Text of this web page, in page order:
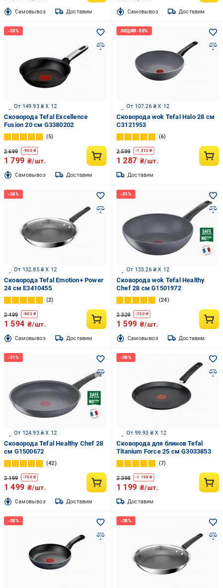
Cамовывоз Доставим Cамовывоз Доставим
От 149.93 ₴ X 12
Сковорода Tefal Excellence
Fusion 20 см G3380202
5
2 699 -900₴
1 799 ₴/шт.
Cамовывоз Доставим
От 107.26 ₴ X 12
Сковорода wok Tefal Halo 28 см
C3121953
6
2 599 -1 312 ₴
1 287 ₴/шт.
Доставим
От 132.85 ₴ X 12
Сковорода Tefal Emotion+ Power
24 см E3410455
2
2 499 -905₴
1 594 ₴/шт.
Cамовывоз Доставим
От 133.26 ₴ X 12
Сковорода wok Tefal Healthy
Chef 28 см G1501972
24
2 329 -730₴
1 599 ₴/шт.
Cамовывоз Доставим
От 124.93 ₴ X 12
Сковорода Tefal Healthy Chef 28
см G1500672
42
2 199 -700₴
1 499 ₴/шт.
Cамовывоз Доставим
От 99.93 ₴ X 12
Сковорода для блинов Tefal
Titanium Force 25 см G3033853
7
2 398 -1 199 ₴
1 199 ₴/шт.
Доставим